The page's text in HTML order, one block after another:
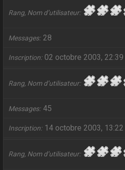
Rang, Nom d’utilisateur
Messages 28
Inscription 02 octobre 2003, 22:39
Rang, Nom d’utilisateur
Messages 45
Inscription 14 octobre 2003, 13:22
Rang, Nom d’utilisateur